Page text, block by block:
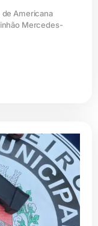
de Americana
Mercedes-